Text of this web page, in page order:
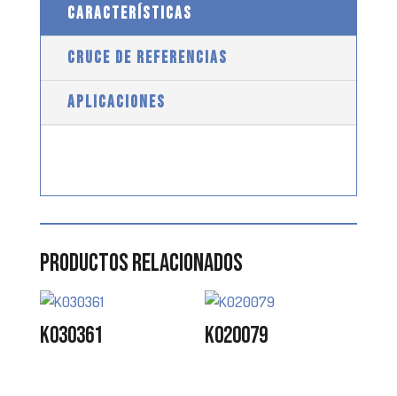
CARACTERÍSTICAS
CRUCE DE REFERENCIAS
APLICACIONES
Productos relacionados
K030361 K020079